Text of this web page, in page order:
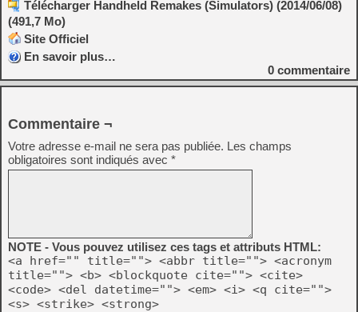
Télécharger Handheld Remakes (Simulators) (2014/06/08)
(491,7 Mo)
Site Officiel
En savoir plus…
0 commentaire
Commentaire ¬
Votre adresse e-mail ne sera pas publiée. Les champs
obligatoires sont indiqués avec *
NOTE - Vous pouvez utilisez ces tags et attributs HTML:
<a href="" title=""> <abbr title=""> <acronym
title=""> <b> <blockquote cite=""> <cite>
<code> <del datetime=""> <em> <i> <q cite="">
<s> <strike> <strong>